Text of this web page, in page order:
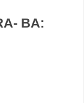
BA: